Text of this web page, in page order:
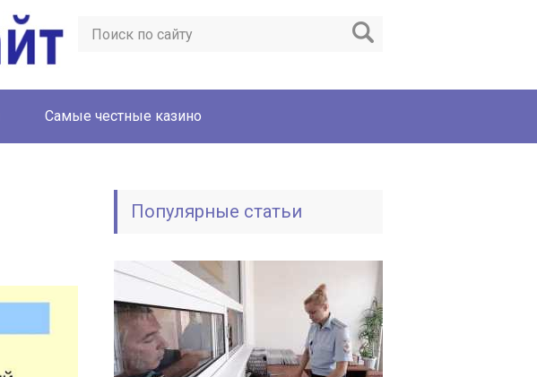
Cамые честные казино
Популярные статьи